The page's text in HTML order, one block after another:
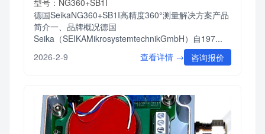
德国SeikaNG360+SB1I高精度360°测量解决方案产品
简介一、品牌概况德国
Seika（SEIKAMikrosystemtechnikGmbH）自197...
2026-2-9
查看详情 → 咨询报价